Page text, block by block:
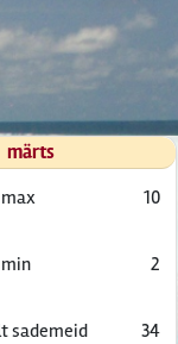
märts
10
2
sademeid
34